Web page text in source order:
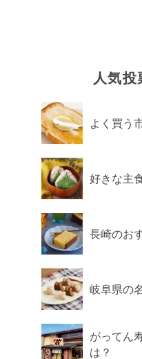
人気投
よく買う
好きな主
長崎のお
岐阜県の
がってん
は？